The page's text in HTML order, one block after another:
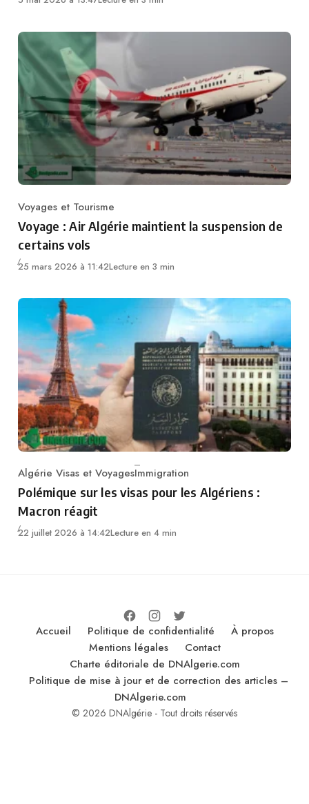
Category
Voyages et Tourisme
Voyage : Air Algérie maintient la suspension de
certains vols
25 mars 2026 à 11:42Lecture en 3 min
Category
Algérie Visas et VoyagesImmigration
Polémique sur les visas pour les Algériens :
Macron réagit
22 juillet 2026 à 14:42Lecture en 4 min
Accueil Politique de confidentialité
À propos
Mentions légales
Contact
Charte éditoriale de DNAlgerie.com
Politique de mise à jour et de correction des articles –
DNAlgerie.com
© 2026 DNAlgérie - Tout droits réservés